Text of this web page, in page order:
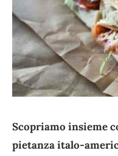
Scopriamo insieme
pietanza italo-